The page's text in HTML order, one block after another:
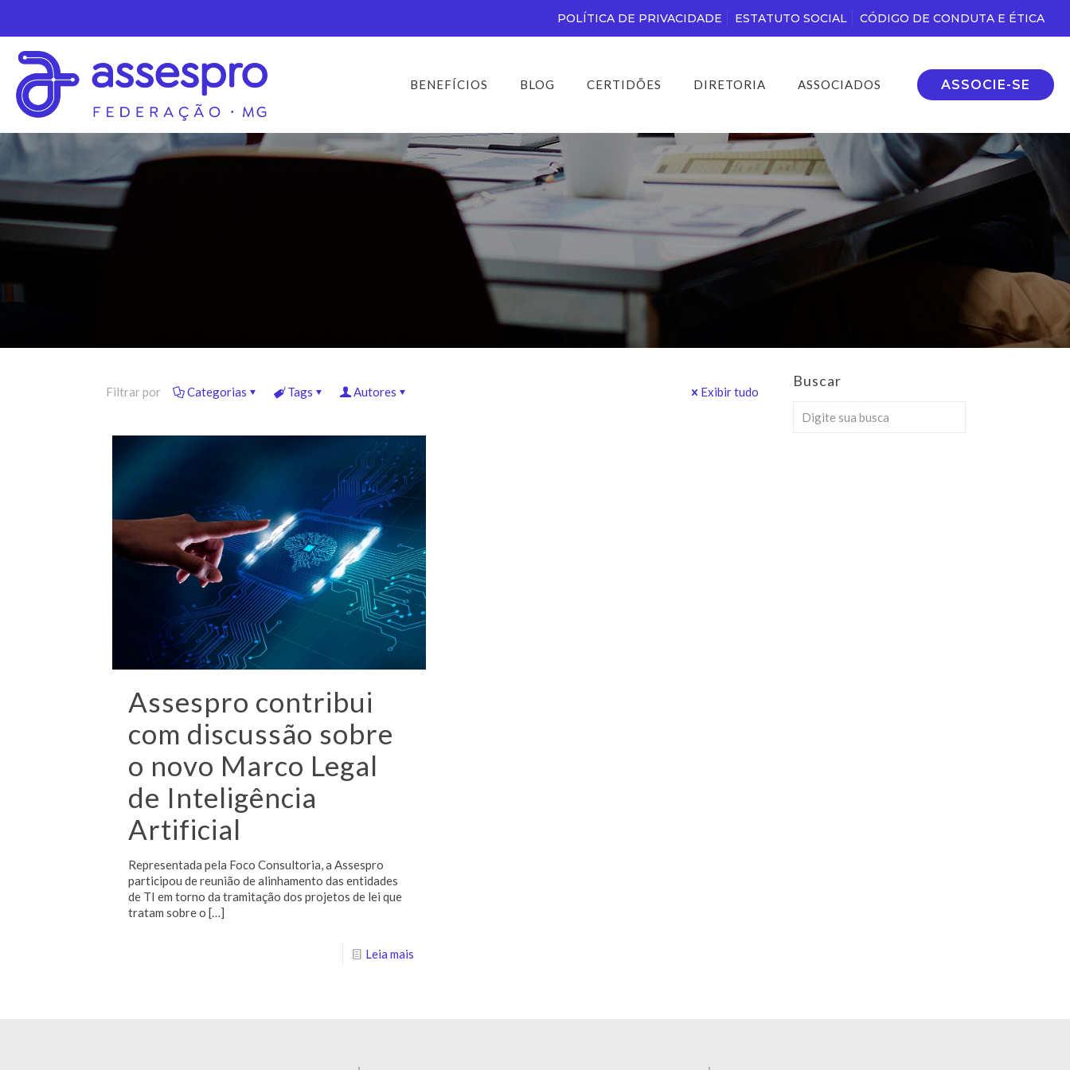
POLÍTICA DE PRIVACIDADE ESTATUTO SOCIAL CÓDIGO DE CONDUTA E ÉTICA
BENEFÍCIOS BLOG CERTIDÕES DIRETORIA ASSOCIADOS ASSOCIE-SE
Filtrar por Categorias Tags Autores Exibir tudo
Assespro contribui
com discussão sobre
o novo Marco Legal
de Inteligência
Artificial
Representada pela Foco Consultoria, a Assespro
participou de reunião de alinhamento das entidades
de TI em torno da tramitação dos projetos de lei que
tratam sobre o […]
Leia mais
Buscar